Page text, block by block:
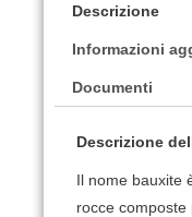
Descrizione
Informazioni
Documenti
Descrizione
Il nome
rocce composte